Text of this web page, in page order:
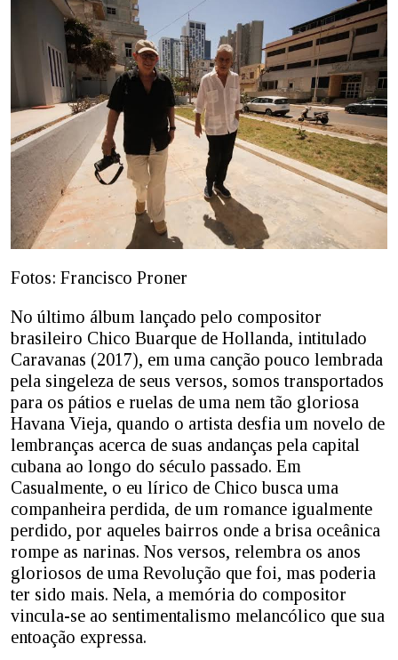
Fotos: Francisco Proner
No último álbum lançado pelo compositor
brasileiro Chico Buarque de Hollanda, intitulado
Caravanas (2017), em uma canção pouco lembrada
pela singeleza de seus versos, somos transportados
para os pátios e ruelas de uma nem tão gloriosa
Havana Vieja, quando o artista desfia um novelo de
lembranças acerca de suas andanças pela capital
cubana ao longo do século passado. Em
Casualmente, o eu lírico de Chico busca uma
companheira perdida, de um romance igualmente
perdido, por aqueles bairros onde a brisa oceânica
rompe as narinas. Nos versos, relembra os anos
gloriosos de uma Revolução que foi, mas poderia
ter sido mais. Nela, a memória do compositor
vincula-se ao sentimentalismo melancólico que sua
entoação expressa.